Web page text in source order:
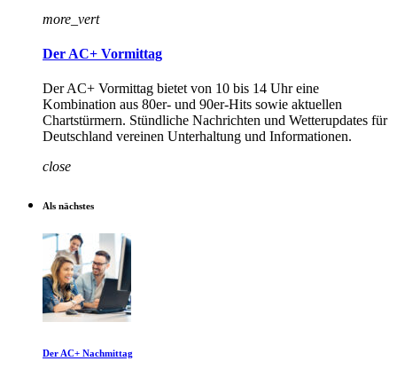
more_vert
Der AC+ Vormittag
Der AC+ Vormittag bietet von 10 bis 14 Uhr eine
Kombination aus 80er- und 90er-Hits sowie aktuellen
Chartstürmern. Stündliche Nachrichten und Wetterupdates für
Deutschland vereinen Unterhaltung und Informationen.
close
Als nächstes
Der AC+ Nachmittag